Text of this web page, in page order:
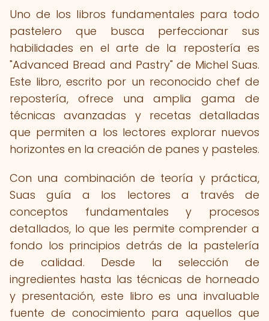
Uno de los libros fundamentales para todo
pastelero que busca perfeccionar sus
habilidades en el arte de la repostería es
"Advanced Bread and Pastry" de Michel Suas.
Este libro, escrito por un reconocido chef de
repostería, ofrece una amplia gama de
técnicas avanzadas y recetas detalladas
que permiten a los lectores explorar nuevos
horizontes en la creación de panes y pasteles.
Con una combinación de teoría y práctica,
Suas guía a los lectores a través de
conceptos fundamentales y procesos
detallados, lo que les permite comprender a
fondo los principios detrás de la pastelería
de calidad. Desde la selección de
ingredientes hasta las técnicas de horneado
y presentación, este libro es una invaluable
fuente de conocimiento para aquellos que